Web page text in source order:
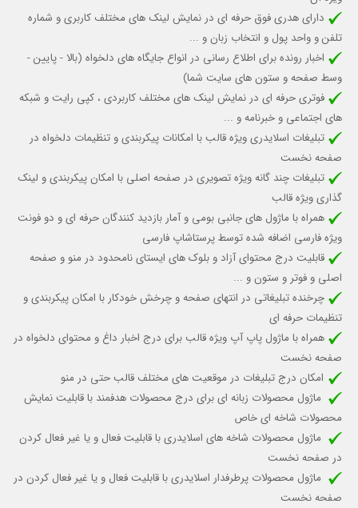
دارای هدری فوق حرفه ای در نمایش لینک های مختلف کاربری و شماره
تلفن و واحد پول و انتخاب زبان و ...
اخبار رونده برای اطلاع رسانی در انواع جایگاه های دلخواه (بالا - پایین -
وسط صفحه و ستون های سایت شما)
فوتری حرفه ای در نمایش لینک های مختلف کاربردی ، کپی رایت و شبکه
های اجتماعی و خبرنامه و ...
تبلیغات اسلایدری ویژه قالب با امکانات پیکربندی و تنظیمات دلخواه در
صفحه نخست
تبلیغات چند گانه ویژه تصویری در صفحه اصلی با امکان پیکربندی و لینک
گذاری ویژه قالب
همراه با ماژول های جانبی بومی و آمار بازدید کنندگان حرفه ای و دو فونت
ویژه فارسی اضافه شده توسط پرستاشاپ فارسی
قابلیت درج محتوای آزاد و بلوک های ایستای نامحدود در منو و صفحه
اصلی و فوتر و ستون و ...
چرخنده تبلیغاتی در انتهای صفحه و چرخش خودکار با امکان پیکربندی و
تنظیمات حرفه ای
همراه با ماژول پاپ آپ ویژه قالب برای درج اخبار داغ و محتوای دلخواه در
صفحه نخست
امکان درج تبلیغات در موقعیت های مختلف قالب حتی در منو
ماژول محصولات زبانه ای برای درج محصولات هدفمند با قابلیت نمایش
محصولات شاخه ای خاص
ماژول محصولات شاخه های اسلایدری با قابلیت فعال و یا غیر فعال کردن
در صفحه نخست
ماژول محصولات پرطرفدار اسلایدری با قابلیت فعال و یا غیر فعال کردن در
صفحه نخست